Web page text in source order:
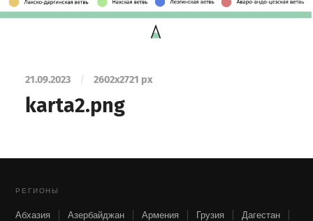
21.09.2023 / 2602x2721 px
karta2.png
РЕГИОНЫ
Абхазия Азербайджан Армения Грузия Дагестан